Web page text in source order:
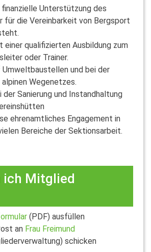
Unterstützung des
für die Vereinbarkeit von Bergsport
einer qualifizierten Ausbildung zum
oder Trainer.
Umweltbaustellen und bei der
Wegenetzes.
Sanierung und Instandhaltung
ehrenamtliches Engagement in
Bereiche der Sektionsarbeit.
ich Mitglied
(PDF) ausfüllen
an Frau Freimund
schicken